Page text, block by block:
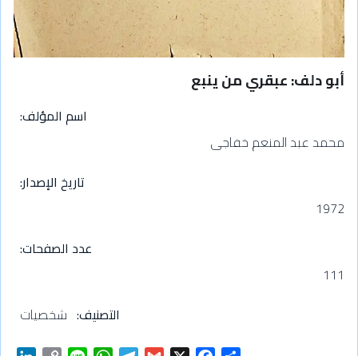
أبو دلف: عبقري من ينبع
اسم المؤلف
محمد عبد المنعم خفاجى
تاريخ الإصدار
1972
عدد الصفحات
111
التصنيف شخصيات